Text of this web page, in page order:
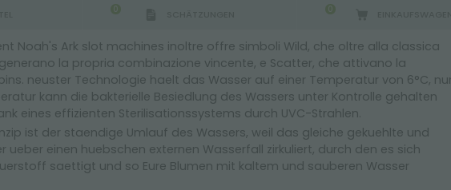
0 0
mit kuehlung fior d'acqua
Noah's Ark slot machines inoltre offre simboli Wild, che oltre alla classica
la propria combinazione vincente, e Scatter, che attivano la
neuster Technologie haelt das Wasser auf einer Temperatur von 6°C, nur
kann die bakterielle Besiedlung des Wassers unter Kontrolle gehalten
eines effizienten Sterilisationssystems durch UVC-Strahlen.
ist der staendige Umlauf des Wassers, weil das gleiche gekuehlte und
ueber einen huebschen externen Wasserfall zirkuliert, durch den es sich
saettigt und so Eure Blumen mit kaltem und sauberen Wasser